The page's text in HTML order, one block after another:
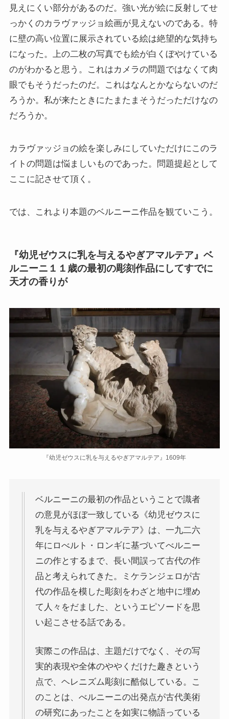
ポーランド編
チェコ・オーストリア編
ボスニア・クロアチア編
イタリア・バチカン編
アメリカ編
キューバ編
リンク集
見えにくい部分があるのだ。強い光が絵に反射してせ
っかくのカラヴァッジョ絵画が見えないのである。特
に壁の高い位置に展示されている絵は絶望的な気持ち
になった。上の二枚の写真でも絵が白くぼやけている
のがわかると思う。これはカメラの問題ではなくて肉
眼でもそうだったのだ。これはなんとかならないのだ
ろうか。私が来たときにたまたまそうだっただけなの
だろうか。
カラヴァッジョの絵を楽しみにしていただけにこのラ
イトの問題は悩ましいものであった。問題提起として
ここに記させて頂く。
では、これより本題のベルニーニ作品を観ていこう。
『幼児ゼウスに乳を与えるやぎアマルテア』ベ
ルニーニ１１歳の最初の彫刻作品にしてすでに
天才の香りが
『幼児ゼウスに乳を与えるやぎアマルテア』1609年
ベルニーニの最初の作品ということで識者
の意見がほぼ一致している《幼児ゼウスに
乳を与えるやぎアマルテア》は、一九二六
年にロべルト・ロンギに基づいてべルニー
ニの作とするまで、長い間誤って古代の作
品と考えられてきた。ミケランジェロが古
代の作品を模した彫刻をわざと地中に埋め
て人々をだました、というエピソードを思
い起こさせる話である。
実際この作品は、主題だけでなく、その写
実的表現や全体のややくだけた趣きという
点で、ヘレニズム彫刻に酷似している。こ
のことは、べルニーニの出発点が古代美術
の研究にあったことを如実に物語っている